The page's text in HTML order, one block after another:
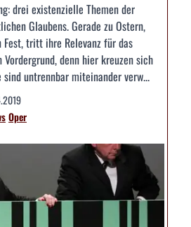
drei existenzielle Themen der
Glaubens. Gerade zu Ostern,
tritt ihre Relevanz für das
denn hier kreuzen sich
untrennbar miteinander verw...
Oper